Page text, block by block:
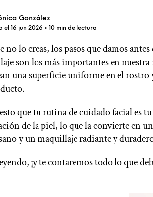
González
el 16 jun 2026 • 10 min de lectura
no lo creas, los pasos que damos
son los más importantes en
una superficie uniforme en el
que tu rutina de cuidado facial es
de la piel, lo que la convierte en
y un maquillaje radiante y
¡y te contaremos todo lo que